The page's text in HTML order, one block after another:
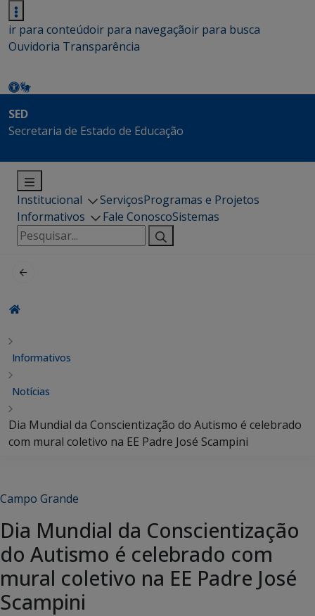
ir para conteúdoir para navegaçãoir para busca
Ouvidoria Transparência
SED
Secretaria de Estado de Educação
Institucional ServiçosProgramas e Projetos
Informativos
Fale ConoscoSistemas
Pesquisar
por:
Informativos
Notícias
Dia Mundial da Conscientização do Autismo é celebrado
com mural coletivo na EE Padre José Scampini
Campo Grande
Dia Mundial da Conscientização
do Autismo é celebrado com
mural coletivo na EE Padre José
Scampini